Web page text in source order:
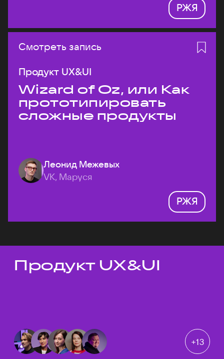
РЖЯ
Смотреть запись
Продукт UX&UI
Wizard of Oz, или Как
прототипировать
сложные продукты
Леонид Межевых
VK, Маруся
РЖЯ
Темы докладов
Продукт UX&UI
+13